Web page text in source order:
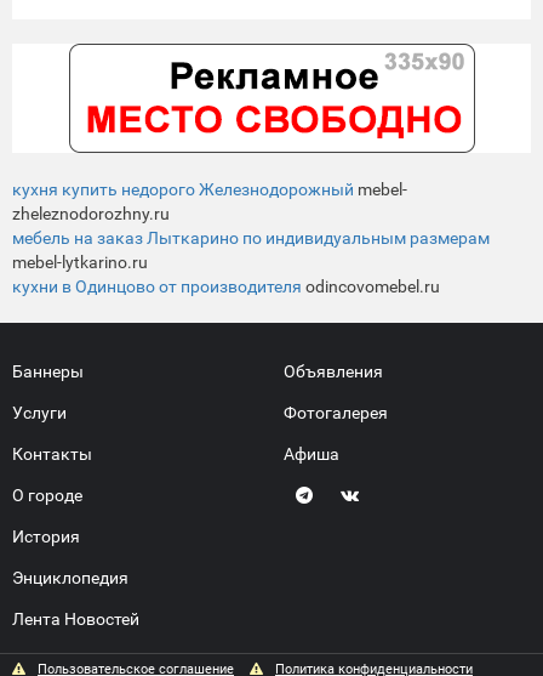
кухня купить недорого Железнодорожный mebel-
zheleznodorozhny.ru
мебель на заказ Лыткарино по индивидуальным размерам
mebel-lytkarino.ru
кухни в Одинцово от производителя odincovomebel.ru
Баннеры
Услуги
Контакты
О городе
История
Энциклопедия
Лента Новостей
Объявления
Фотогалерея
Афиша
Пользовательское соглашение Политика конфиденциальности